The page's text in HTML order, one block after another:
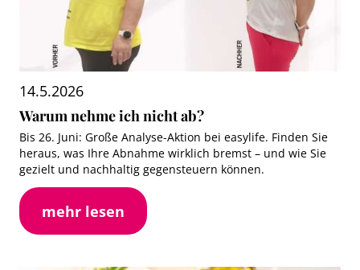
14.5.2026
Warum nehme ich nicht ab?
Bis 26. Juni: Große Analyse-Aktion bei easylife. Finden Sie
heraus, was Ihre Abnahme wirklich bremst – und wie Sie
gezielt und nachhaltig gegensteuern können.
mehr lesen